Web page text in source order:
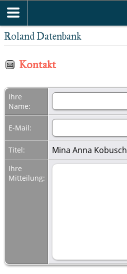
Roland Datenbank
Kontakt
Ihre
Name:
E-Mail:
Titel: Mina Anna Kobusch
Ihre
Mitteilung: